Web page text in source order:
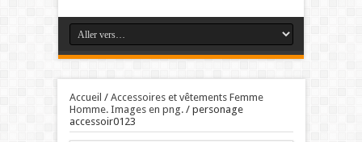
Accueil / Accessoires et vêtements Femme
Homme. Images en png./ personage
accessoir0123